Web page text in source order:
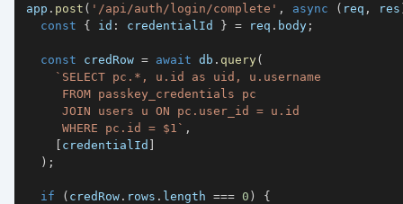
app . post ( '/api/auth/login/complete' , async ( req , res
const
{ id : credentialId } = req . body ;
const credRow = await db . query(
`
     WHERE pc.id = $1
` ,
[ credentialId ]
) ;
if ( credRow . rows . length === 0 )
{